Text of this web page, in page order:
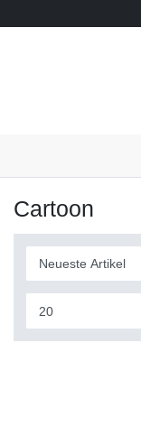
Cartoon